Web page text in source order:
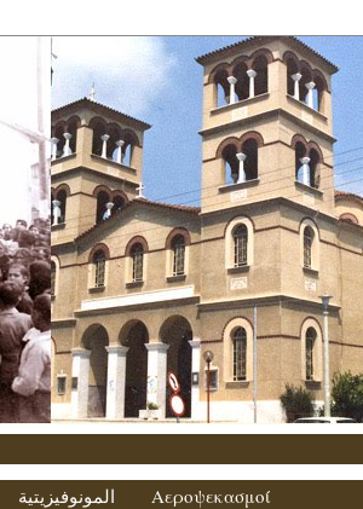
المونوفيزيتية Αεροψεκασμοί